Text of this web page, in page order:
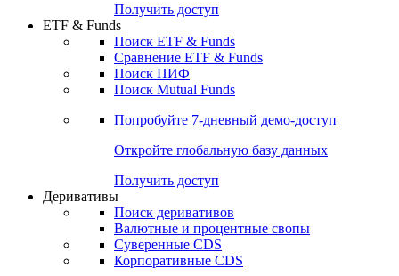
Получить доступ
ETF & Funds
Поиск ETF & Funds
Сравнение ETF & Funds
Поиск ПИФ
Поиск Mutual Funds
Попробуйте 7-дневный демо-доступ
Откройте глобальную базу данных
Получить доступ
Деривативы
Поиск деривативов
Валютные и процентные свопы
Суверенные CDS
Корпоративные CDS